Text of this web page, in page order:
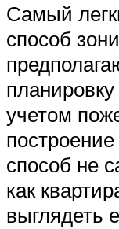
Самый
способ
учетом
способ не
как
выглядеть